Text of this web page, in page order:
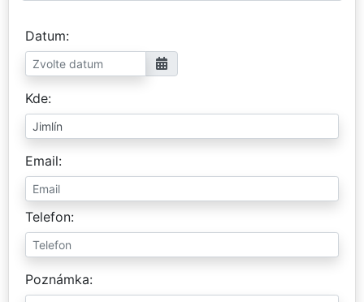
Datum
Kde
Email
Telefon
Poznámka